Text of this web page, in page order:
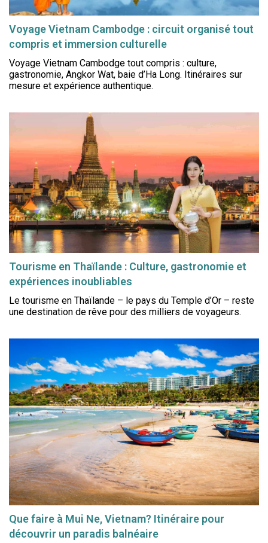
Voyage Vietnam Cambodge : circuit organisé tout
compris et immersion culturelle
Voyage Vietnam Cambodge tout compris : culture,
gastronomie, Angkor Wat, baie d’Ha Long. Itinéraires sur
mesure et expérience authentique.
Tourisme en Thaïlande : Culture, gastronomie et
expériences inoubliables
Le tourisme en Thaïlande – le pays du Temple d’Or – reste
une destination de rêve pour des milliers de voyageurs.
Que faire à Mui Ne, Vietnam? Itinéraire pour
découvrir un paradis balnéaire